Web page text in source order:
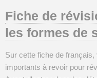
Fiche de
les formes de
Sur cette fiche de
importants à revoir pour